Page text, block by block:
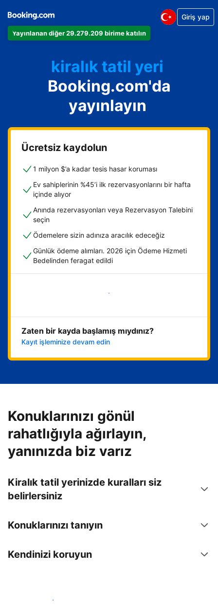
Yayınlanan diğer 29.279.209 birime katılın
Giriş yap
Dairenizi
Otelinizi
kiralık tatil yeri
Konukevinizi
Oda ve kahvaltı tesisinizi
Booking.com'da
yayınlayın
Ücretsiz kaydolun
1 milyon $’a kadar tesis hasar koruması
Ev sahiplerinin %45’i ilk rezervasyonlarını bir hafta
içinde alıyor
Anında rezervasyonları veya Rezervasyon Talebini
seçin
Ödemelere sizin adınıza aracılık edeceğiz
Günlük ödeme alımları. 2026 için Ödeme Hizmeti
Bedelinden feragat edildi
Hemen başla
Zaten bir kayda başlamış mıydınız?
Kayıt işleminize devam edin
Konuklarınızı gönül
rahatlığıyla ağırlayın,
yanınızda biz varız
Kiralık tatil yerinizde kuralları siz
belirlersiniz
Konuklarınızı tanıyın
Kendinizi koruyun
Hemen tesis yayınla